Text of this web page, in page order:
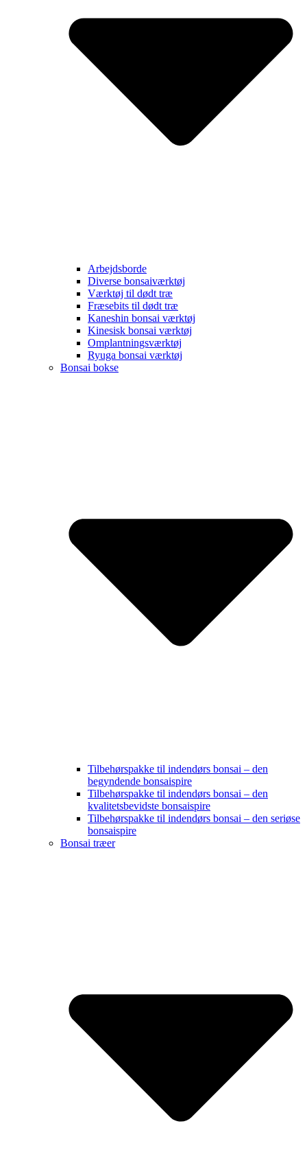
Arbejdsborde
Diverse bonsaiværktøj
Værktøj til dødt træ
Fræsebits til dødt træ
Kaneshin bonsai værktøj
Kinesisk bonsai værktøj
Omplantningsværktøj
Ryuga bonsai værktøj
Bonsai bokse
Tilbehørspakke til indendørs bonsai – den
begyndende bonsaispire
Tilbehørspakke til indendørs bonsai – den
kvalitetsbevidste bonsaispire
Tilbehørspakke til indendørs bonsai – den seriøse
bonsaispire
Bonsai træer